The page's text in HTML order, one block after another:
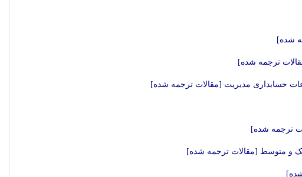
شده]
ترجمه شده]
حسابداری مدیریت [مقالات ترجمه شده]
ترجمه شده]
و متوسط [مقالات ترجمه شده]